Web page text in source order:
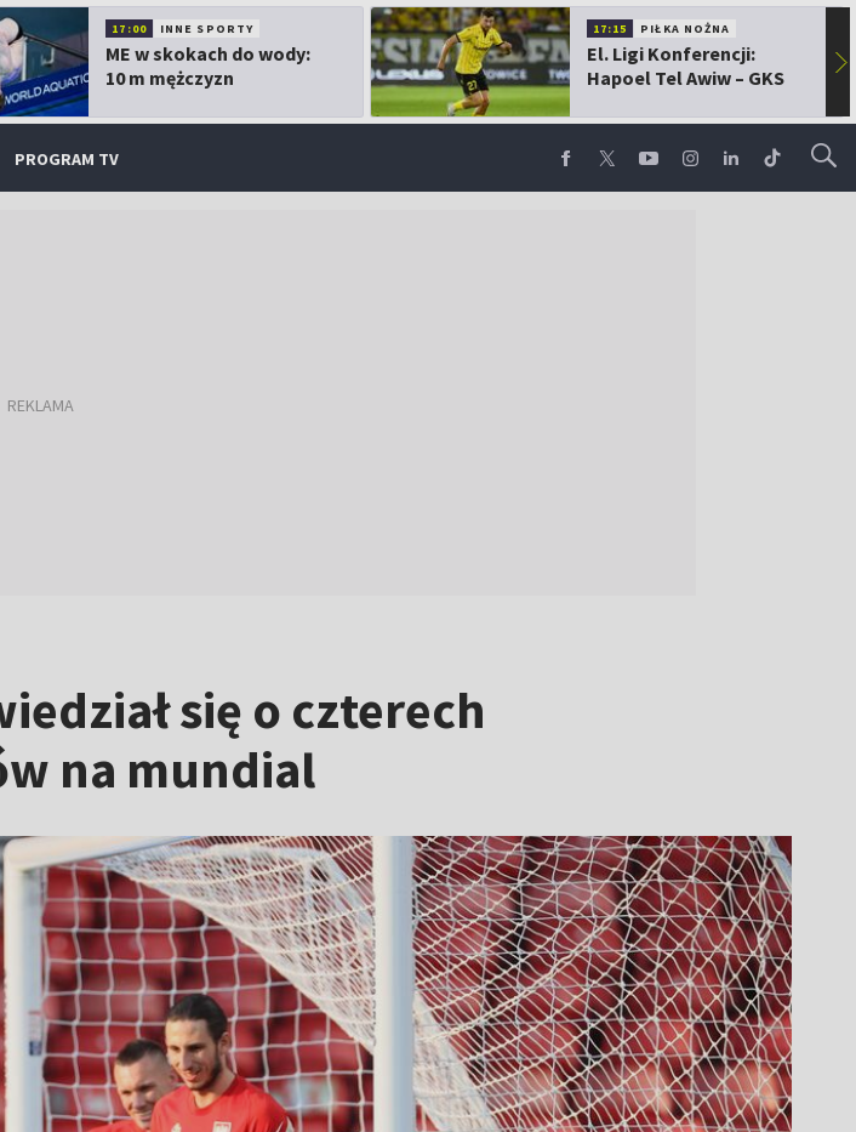
17:00 INNE SPORTY
ME w skokach do wody:
10 m mężczyzn
17:15 PIŁKA NOŻNA
El. Ligi Konferencji:
Hapoel Tel Awiw – GKS
▶
PROGRAM TV
się o czterech
na mundial